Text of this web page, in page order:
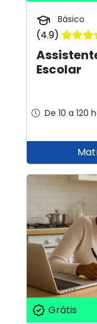
Básico
(4.9)
Escolar
De 10 a 120
Grátis